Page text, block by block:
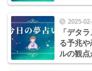
2025-
「デタ
る予兆
ルの観